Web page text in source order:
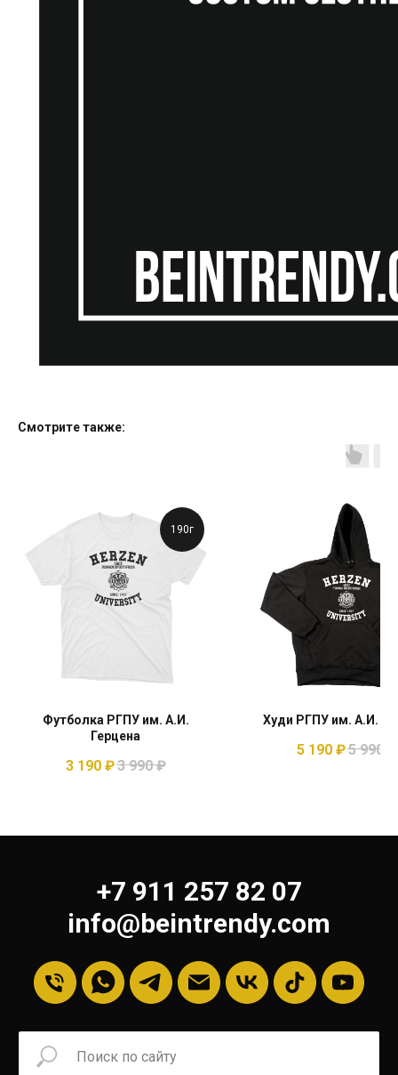
Смотрите также:
190г
Футболка РГПУ им. А.И.
Герцена
3 190 ₽3 990 ₽
Худи РГПУ им. А.И.
5 190 ₽5 990
+7 911 257 82 07
info@beintrendy.com